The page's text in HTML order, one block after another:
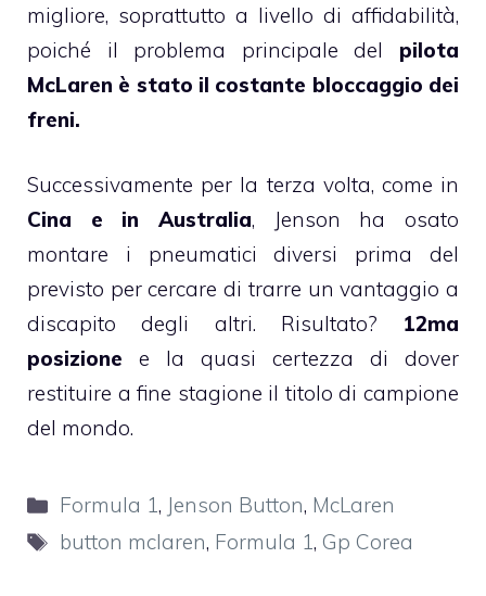
migliore, soprattutto a livello di affidabilità,
poiché il problema principale del pilota
McLaren è stato il costante bloccaggio dei
freni.
Successivamente per la terza volta, come in
Cina e in Australia, Jenson ha osato
montare i pneumatici diversi prima del
previsto per cercare di trarre un vantaggio a
discapito degli altri. Risultato? 12ma
posizione e la quasi certezza di dover
restituire a fine stagione il titolo di campione
del mondo.
Categorie
Formula 1, Jenson Button, McLaren
Tag
button mclaren, Formula 1, Gp Corea